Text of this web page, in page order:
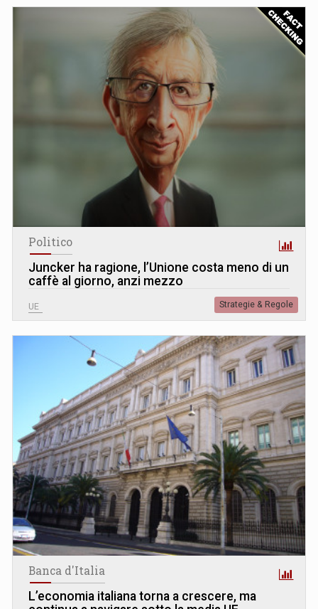
Politico
Juncker ha ragione, l’Unione costa meno di un
caffè al giorno, anzi mezzo
UE Strategie & Regole
Banca d'Italia
L’economia italiana torna a crescere, ma